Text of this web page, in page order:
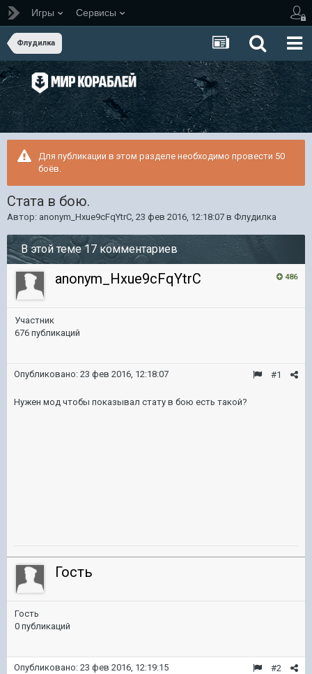
Игры Сервисы
Флудилка
Для публикации в этом разделе необходимо провести 50
боёв.
Стата в бою.
Автор: anonym_Hxue9cFqYtrC, 23 фев 2016, 12:18:07 в Флудилка
В этой теме 17 комментариев
486
anonym_Hxue9cFqYtrC
Участник
676 публикаций
#1
Опубликовано: 23 фев 2016, 12:18:07
Нужен мод чтобы показывал стату в бою есть такой?
Гость
Гость
0 публикаций
#2
Опубликовано: 23 фев 2016, 12:19:15